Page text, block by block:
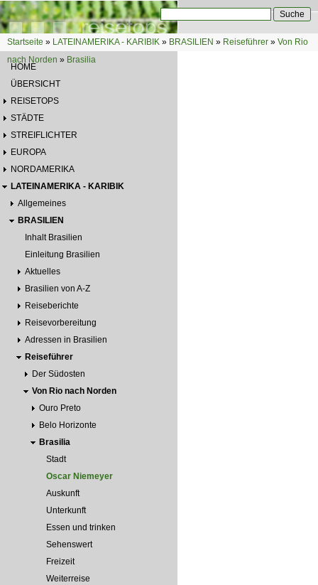
Direkt zum Inhalt
Suchformular
Sie sind hier
Startseite » LATEINAMERIKA - KARIBIK » BRASILIEN » Reiseführer » Von Rio
nach Norden » Brasilia
HOME
ÜBERSICHT
REISETOPS
STÄDTE
STREIFLICHTER
EUROPA
NORDAMERIKA
LATEINAMERIKA - KARIBIK
Allgemeines
BRASILIEN
Inhalt Brasilien
Einleitung Brasilien
Aktuelles
Brasilien von A-Z
Reiseberichte
Reisevorbereitung
Adressen in Brasilien
Reiseführer
Der Südosten
Von Rio nach Norden
Ouro Preto
Belo Horizonte
Brasilia
Stadt
Oscar Niemeyer
Auskunft
Unterkunft
Essen und trinken
Sehenswert
Freizeit
Weiterreise